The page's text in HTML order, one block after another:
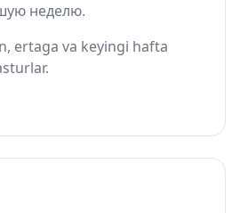
неделю.
ertaga va keyingi hafta